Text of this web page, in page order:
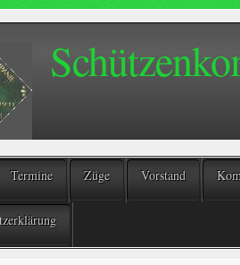
Termine Züge Vorstand